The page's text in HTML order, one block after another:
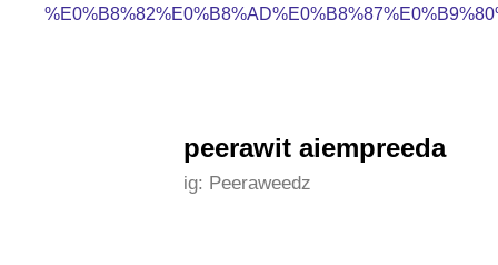
peerawit aiempreeda
ig: Peeraweedz